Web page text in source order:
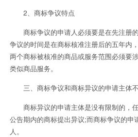
2、商标争议特点
商标争议的申请人必须要是在先注册的
争议的时间是在商标核准注册后的五年内
两个商标被核准的商品或服务范围必须要
类似商品服务。
三、商标争议和商标异议的申请主体
商标异议的申请主体是没有限制的，
公告期内的商标提出异议;而商标争议的申
人。